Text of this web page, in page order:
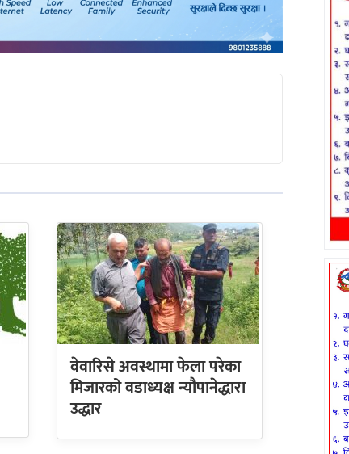
वेवारिसे अवस्थामा फेला परेका
मिजारको वडाध्यक्ष न्यौपानेद्धारा
उद्धार